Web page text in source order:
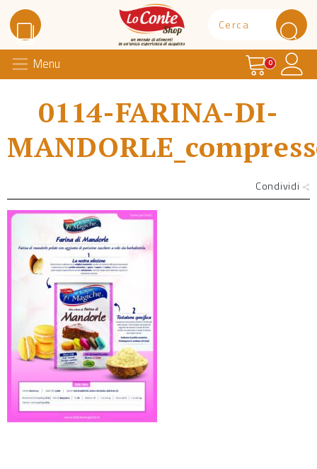
Lo Conte Shop
Menu Carrello
0
0114-FARINA-DI-
Condividi